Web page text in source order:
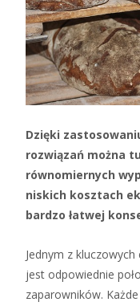
Dzięki
rozwiązań można
równomiernych
niskich kosztach
bardzo łatwej
Jednym z
jest odpowiednie
zaparowników.